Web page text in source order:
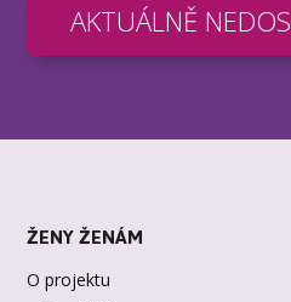
AKTUÁLNĚ
ŽENY ŽENÁM
O projektu